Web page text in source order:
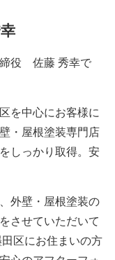
役 佐藤 秀幸で
を中心にお客様に
・屋根塗装専門店
しっかり取得。安
外壁・屋根塗装の
させていただいて
区にお住まいの方